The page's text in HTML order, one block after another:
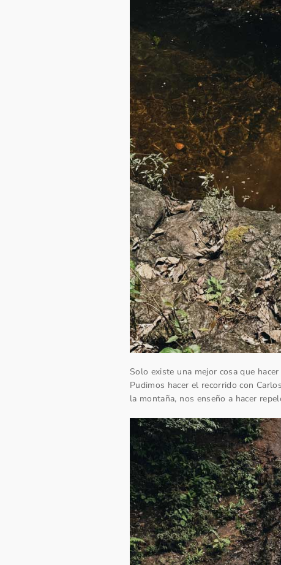
Solo existe una mejor cosa que
Pudimos hacer el recorrido con
la montaña, nos enseño a hacer